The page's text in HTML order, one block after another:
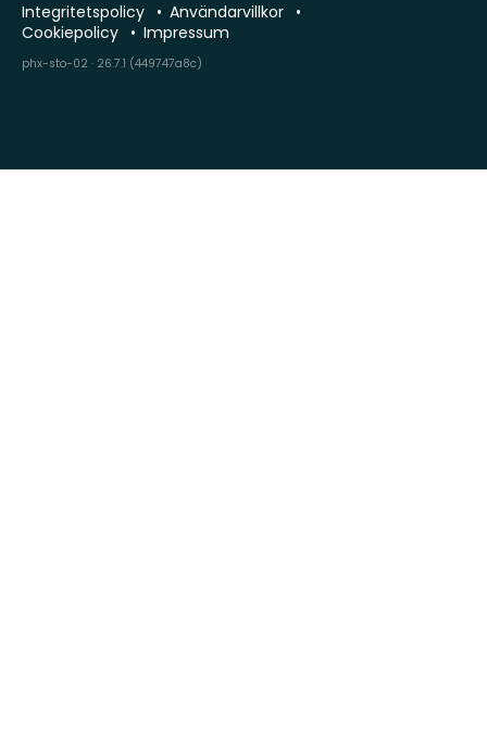
Integritetspolicy
Användarvillkor
Cookiepolicy
Impressum
phx-sto-02 · 26.7.1 (449747a8c)